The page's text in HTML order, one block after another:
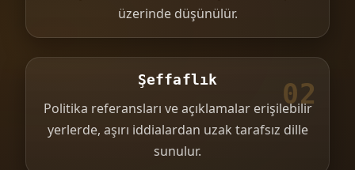
üzerinde düşünülür.
02
Şeffaflık
Politika referansları ve açıklamalar erişilebilir
yerlerde, aşırı iddialardan uzak tarafsız dille
sunulur.